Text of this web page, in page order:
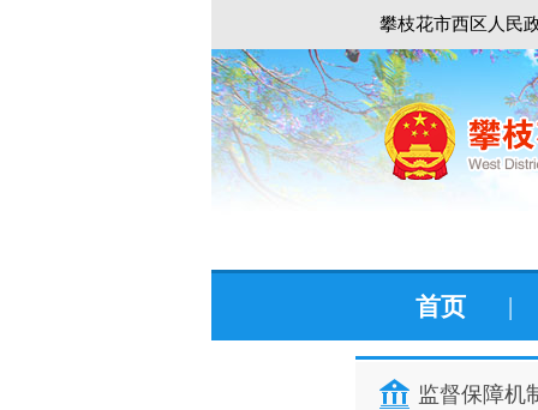
攀枝花市西区人民
首页 |
监督保障机